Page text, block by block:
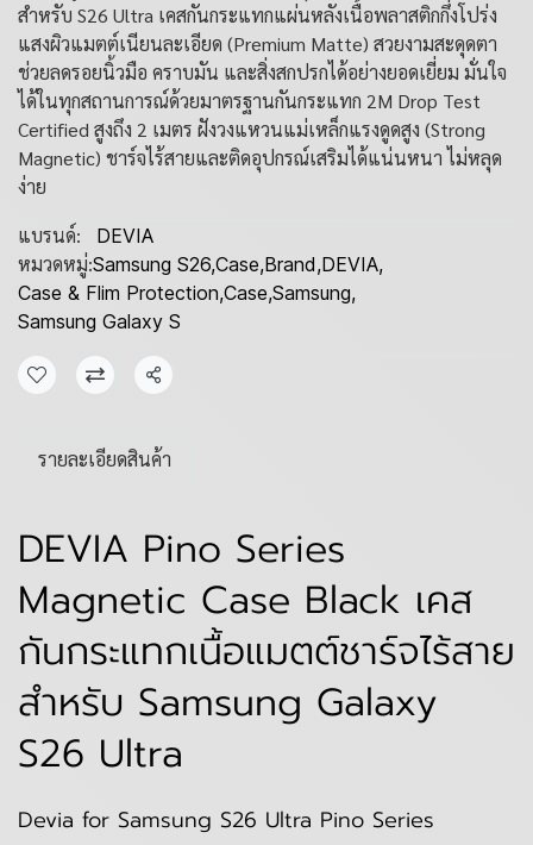
สำหรับ S26 Ultra เคสกันกระแทกแผ่นหลังเนื้อพลาสติกกึ่งโปร่ง
แสงผิวแมตต์เนียนละเอียด (Premium Matte) สวยงามสะดุดตา
ช่วยลดรอยนิ้วมือ คราบมัน และสิ่งสกปรกได้อย่างยอดเยี่ยม มั่นใจ
ได้ในทุกสถานการณ์ด้วยมาตรฐานกันกระแทก 2M Drop Test
Certified สูงถึง 2 เมตร ฝังวงแหวนแม่เหล็กแรงดูดสูง (Strong
Magnetic) ชาร์จไร้สายและติดอุปกรณ์เสริมได้แน่นหนา ไม่หลุด
ง่าย
แบรนด์:
DEVIA
หมวดหมู่:Samsung S26,Case,Brand,DEVIA,
Case & Flim Protection,Case,Samsung,
Samsung Galaxy S
แชร์
รายละเอียดสินค้า
DEVIA Pino Series
Magnetic Case Black เคส
กันกระแทกเนื้อแมตต์ชาร์จไร้สาย
สำหรับ Samsung Galaxy
S26 Ultra
Devia for Samsung S26 Ultra Pino Series